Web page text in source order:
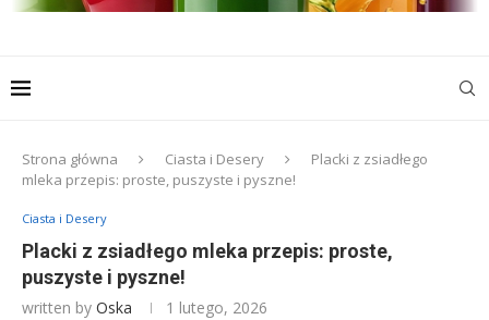
Strona główna Ciasta i Desery
Placki z zsiadłego
mleka przepis: proste, puszyste i pyszne!
Ciasta i Desery
Placki z zsiadłego mleka przepis: proste,
puszyste i pyszne!
written by Oska 1 lutego, 2026